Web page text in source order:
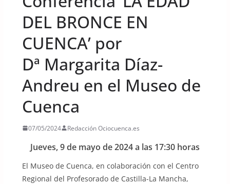
DEL BRONCE EN
CUENCA’ por
Dª Margarita Díaz-
Andreu en el Museo de
Cuenca
07/05/2024 Redacción Ociocuenca.es
Jueves, 9 de mayo de 2024 a las 17:30 horas
El Museo de Cuenca, en colaboración con el Centro
Regional del Profesorado de Castilla-La Mancha,